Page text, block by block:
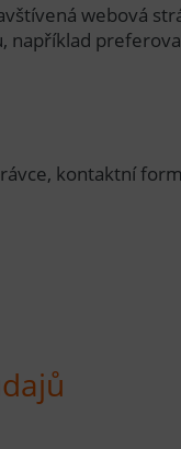
webová
kontaktní